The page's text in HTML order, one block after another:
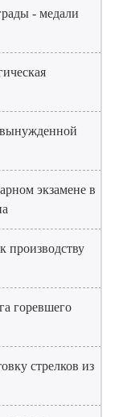
- медали
экзамене в
производству
горевшего
стрелков из